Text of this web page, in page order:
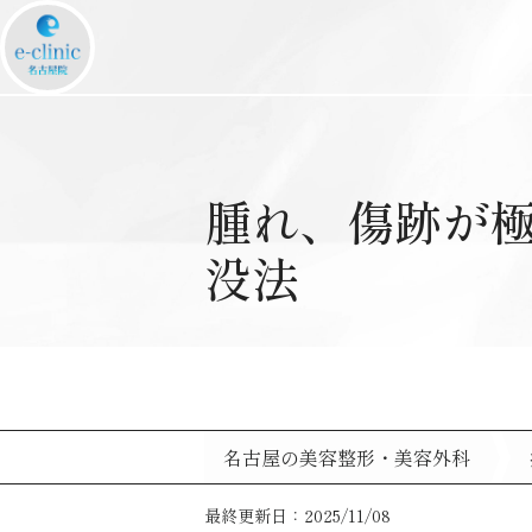
腫れ、傷跡が
没法
名古屋の美容整形・美容外科
最終更新日：2025/11/08